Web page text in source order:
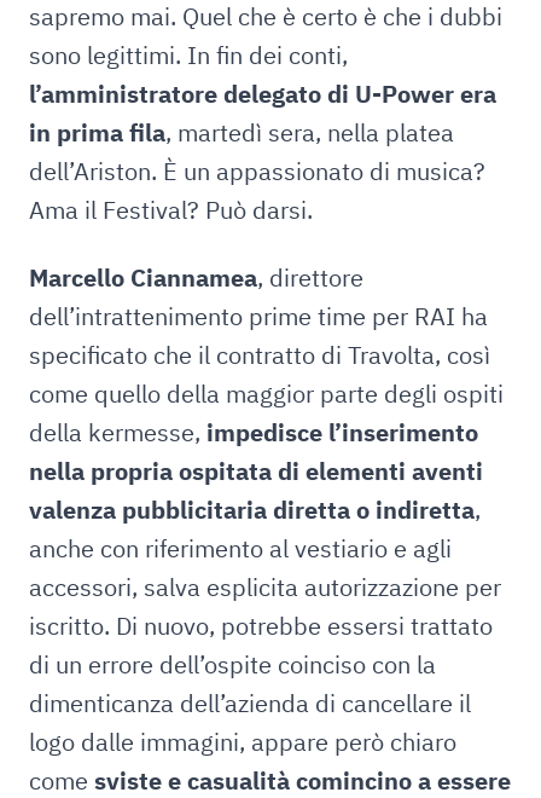
sapremo mai. Quel che è certo è che i dubbi
sono legittimi. In fin dei conti,
l’amministratore delegato di U-Power era
in prima fila, martedì sera, nella platea
dell’Ariston. È un appassionato di musica?
Ama il Festival? Può darsi.
Marcello Ciannamea, direttore
dell’intrattenimento prime time per RAI ha
specificato che il contratto di Travolta, così
come quello della maggior parte degli ospiti
della kermesse, impedisce l’inserimento
nella propria ospitata di elementi aventi
valenza pubblicitaria diretta o indiretta,
anche con riferimento al vestiario e agli
accessori, salva esplicita autorizzazione per
iscritto. Di nuovo, potrebbe essersi trattato
di un errore dell’ospite coinciso con la
dimenticanza dell’azienda di cancellare il
logo dalle immagini, appare però chiaro
come sviste e casualità comincino a essere